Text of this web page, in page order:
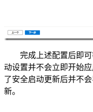
完成上述配置后即可
动设置并不会立即开始
了安全启动更新后并不
新。